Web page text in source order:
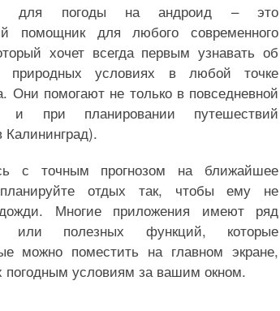
для погоды на андроид – это
помощник для любого современного
хочет всегда первым узнавать об
природных условиях в любой точке
Они помогают не только в повседневной
при планировании путешествий
с точным прогнозом на ближайшее
отдых так, чтобы ему не
Многие приложения имеют ряд
или полезных функций, которые
можно поместить на главном экране,
погодным условиям за вашим окном.